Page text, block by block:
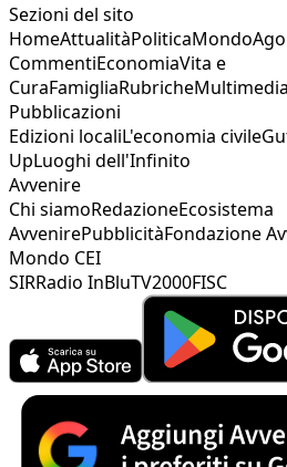
Sezioni del sito
HomeAttualitàPoliticaMondo
CommentiEconomiaVita e
CuraFamigliaRubricheMultimedia
Pubblicazioni
Edizioni localiL'economia civile
UpLuoghi dell'Infinito
Avvenire
Chi siamoRedazioneEcosistema
AvvenirePubblicitàFondazione
Mondo CEI
SIRRadio InBluTV2000FISC